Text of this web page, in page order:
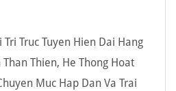
Truc Tuyen Hien Dai Hang
Thien, He Thong Hoat
Muc Hap Dan Va Trai